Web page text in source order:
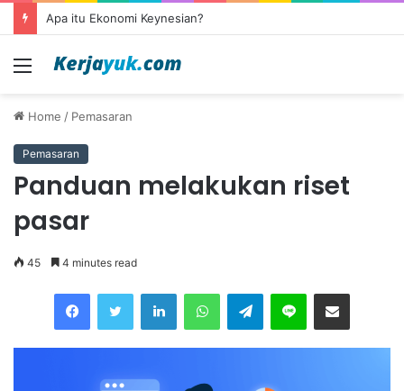
Apa itu outsourcing?
Menu
Home / Pemasaran
Pemasaran
Panduan melakukan riset
pasar
45 4 minutes read
Telegram